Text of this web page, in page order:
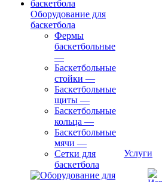
Оборудование для
баскетбола
Фермы
баскетбольные
—
Баскетбольные
стойки —
Баскетбольные
щиты —
Баскетбольные
кольца —
Баскетбольные
мячи —
Сетки для
баскетбола
Услуги